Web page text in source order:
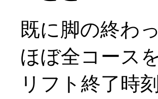
既に脚の終わ
ほぼ全コース
リフト終了時